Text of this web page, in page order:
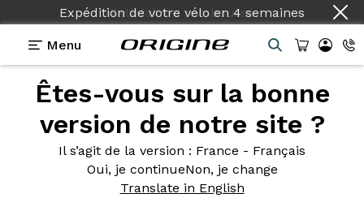
Expédition de votre vélo en 4 semaines
Menu
Êtes-vous sur la bonne
version de notre site ?
Il s’agit de la version : France - Français
Oui, je continueNon, je change
Translate in English
Photos> Axxome 350 Colors on demand
Axxome 350Colors on
demand